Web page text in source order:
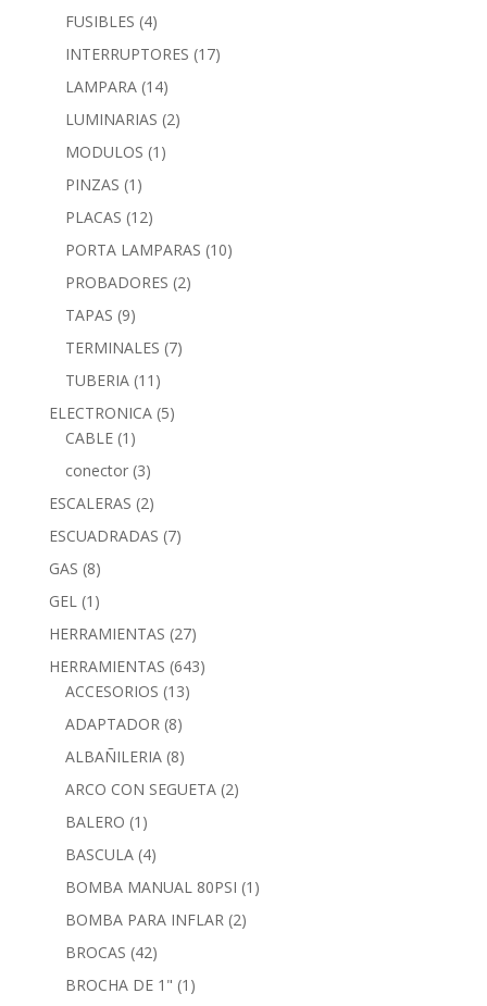
FUSIBLES (4)
INTERRUPTORES (17)
LAMPARA (14)
LUMINARIAS (2)
MODULOS (1)
PINZAS (1)
PLACAS (12)
PORTA LAMPARAS (10)
PROBADORES (2)
TAPAS (9)
TERMINALES (7)
TUBERIA (11)
ELECTRONICA (5)
CABLE (1)
conector (3)
ESCALERAS (2)
ESCUADRADAS (7)
GAS (8)
GEL (1)
HERRAMIENTAS (27)
HERRAMIENTAS (643)
ACCESORIOS (13)
ADAPTADOR (8)
ALBAÑILERIA (8)
ARCO CON SEGUETA (2)
BALERO (1)
BASCULA (4)
BOMBA MANUAL 80PSI (1)
BOMBA PARA INFLAR (2)
BROCAS (42)
BROCHA DE 1" (1)